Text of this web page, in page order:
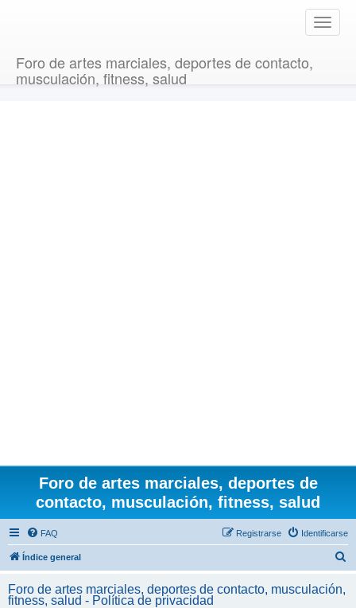
T
o
Foro de artes marciales, deportes de contacto,
musculación, fitness, salud
Foro de artes marciales, deportes de
contacto, musculación, fitness, salud
FAQ Identificarse
Registrarse
Índice general
Foro de artes marciales, deportes de contacto, musculación,
fitness, salud - Política de privacidad